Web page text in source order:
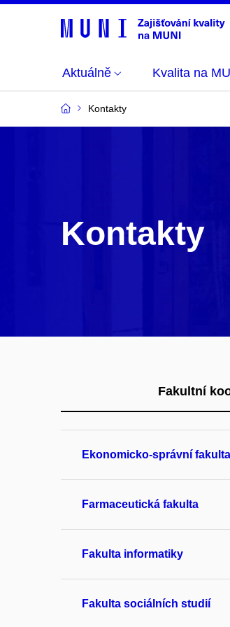
Aktuálně Kvalita na MU
Kontakty
Kontakty
Fakultní
Ekonomicko-správní fakulta
Farmaceutická fakulta
Fakulta informatiky
Fakulta sociálních studií